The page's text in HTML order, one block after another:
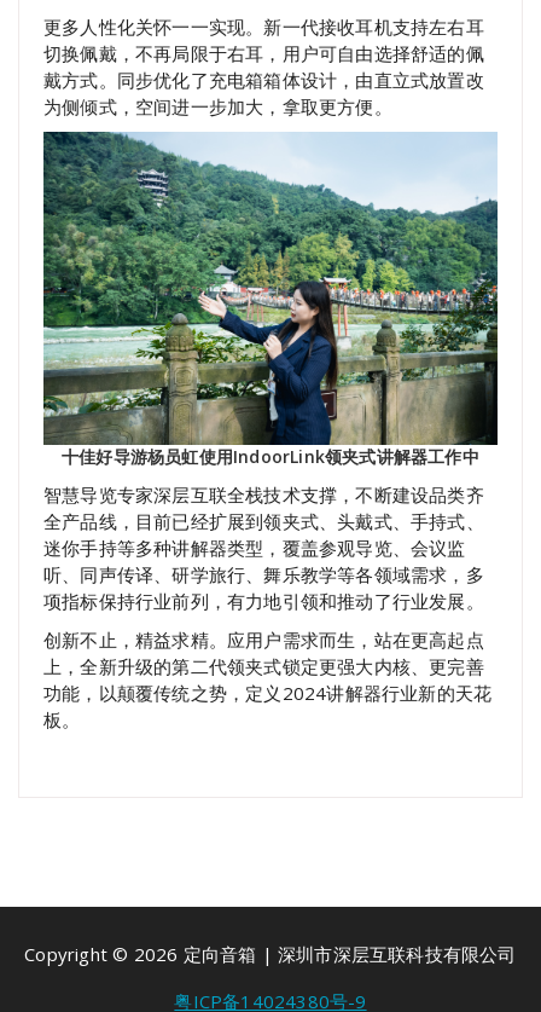
更多人性化关怀一一实现。新一代接收耳机支持左右耳
切换佩戴，不再局限于右耳，用户可自由选择舒适的佩
戴方式。同步优化了充电箱箱体设计，由直立式放置改
为侧倾式，空间进一步加大，拿取更方便。
十佳好导游杨员虹使用IndoorLink领夹式讲解器工作中
智慧导览专家深层互联全栈技术支撑，不断建设品类齐
全产品线，目前已经扩展到领夹式、头戴式、手持式、
迷你手持等多种讲解器类型，覆盖参观导览、会议监
听、同声传译、研学旅行、舞乐教学等各领域需求，多
项指标保持行业前列，有力地引领和推动了行业发展。
创新不止，精益求精。应用户需求而生，站在更高起点
上，全新升级的第二代领夹式锁定更强大内核、更完善
功能，以颠覆传统之势，定义2024讲解器行业新的天花
板。
Copyright © 2026 定向音箱 | 深圳市深层互联科技有限公司
粤ICP备14024380号-9